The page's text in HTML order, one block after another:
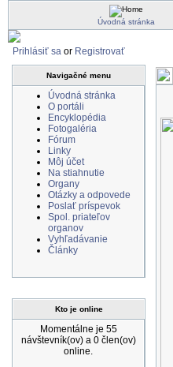
Úvodná stránka
Prihlásiť sa or Registrovať
Navigačné menu
Úvodná stránka
O portáli
Encyklopédia
Fotogaléria
Fórum
Linky
Môj účet
Na stiahnutie
Organy
Otázky a odpovede
Poslať príspevok
Spol. priateľov
organov
Vyhľadávanie
Články
Kto je online
Momentálne je 55
návštevník(ov) a 0 člen(ov)
online.